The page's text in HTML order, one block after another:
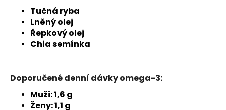
Tučná ryba
Lněný olej
Řepkový olej
Chia semínka
Doporučené denní dávky omega-3:
Muži: 1,6 g
Ženy: 1,1 g